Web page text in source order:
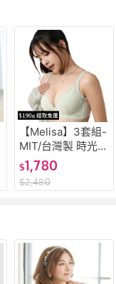
【Melisa】3套組-
MIT/台灣製 時光漫
漫 軟鋼圈 乾爽舒
適 集中包覆 舒適
內襯 ABC杯 內衣
$1,780
$2,480